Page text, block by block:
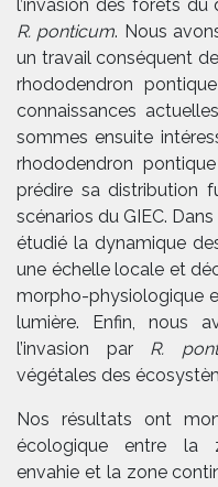
l’invasion des forêts
R. ponticum. Nous
un travail conséquent
rhododendron
connaissances
sommes ensuite
rhododendron
prédire sa distribution
scénarios du GIEC.
étudié la dynamique
une échelle locale et
morpho-physiologique
lumière. Enfin, nous
l’invasion par R.
végétales des
Nos résultats ont
écologique entre la
envahie et la zone